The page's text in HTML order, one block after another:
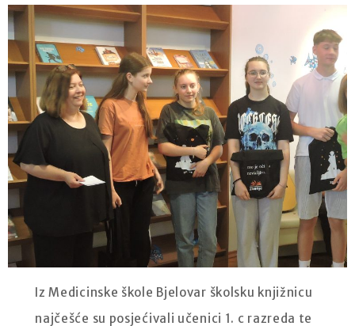
Iz Medicinske škole Bjelovar školsku knjižnicu
najčešće su posjećivali učenici 1. c razreda te